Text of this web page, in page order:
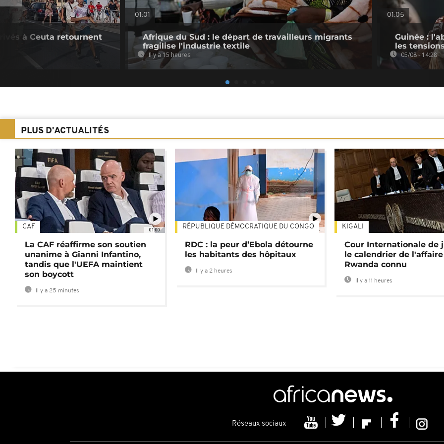
à Ceuta retournent
01:01
Afrique du Sud : le départ de travailleurs migrants
fragilise l'industrie textile
Il y a 15 heures
01:05
Guinée :
les
05/08 - 14:28
PLUS D'ACTUALITÉS
01:00
CAF
La CAF réaffirme son soutien
unanime à Gianni Infantino,
tandis que l'UEFA maintient
son boycott
Il y a 25 minutes
01:34
RÉPUBLIQUE DÉMOCRATIQUE DU CONGO
RDC : la peur d’Ebola détourne
les habitants des hôpitaux
Il y a 2 heures
KIGALI
Cour Internationale de
le calendrier de l'affaire
Rwanda connu
Il y a 11 heures
Réseaux sociaux